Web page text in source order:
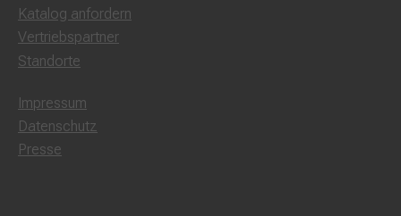
Katalog anfordern
Vertriebspartner
Standorte
Impressum
Datenschutz
Presse